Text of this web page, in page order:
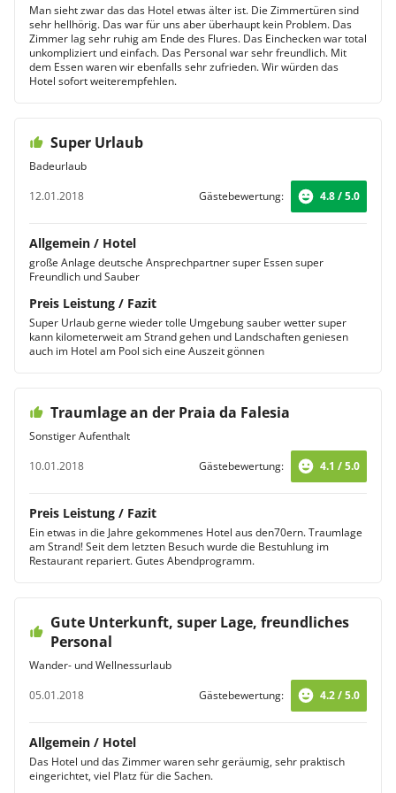
Man sieht zwar das das Hotel etwas älter ist. Die Zimmertüren sind
sehr hellhörig. Das war für uns aber überhaupt kein Problem. Das
Zimmer lag sehr ruhig am Ende des Flures. Das Einchecken war total
unkompliziert und einfach. Das Personal war sehr freundlich. Mit
dem Essen waren wir ebenfalls sehr zufrieden. Wir würden das
Hotel sofort weiterempfehlen.
Super Urlaub
Badeurlaub
12.01.2018
Gästebewertung: 4.8 / 5.0
Allgemein / Hotel
große Anlage deutsche Ansprechpartner super Essen super
Freundlich und Sauber
Preis Leistung / Fazit
Super Urlaub gerne wieder tolle Umgebung sauber wetter super
kann kilometerweit am Strand gehen und Landschaften geniesen
auch im Hotel am Pool sich eine Auszeit gönnen
Traumlage an der Praia da Falesia
Sonstiger Aufenthalt
10.01.2018
Gästebewertung: 4.1 / 5.0
Preis Leistung / Fazit
Ein etwas in die Jahre gekommenes Hotel aus den70ern. Traumlage
am Strand! Seit dem letzten Besuch wurde die Bestuhlung im
Restaurant repariert. Gutes Abendprogramm.
Gute Unterkunft, super Lage, freundliches
Personal
Wander- und Wellnessurlaub
05.01.2018
Gästebewertung: 4.2 / 5.0
Allgemein / Hotel
Das Hotel und das Zimmer waren sehr geräumig, sehr praktisch
eingerichtet, viel Platz für die Sachen.